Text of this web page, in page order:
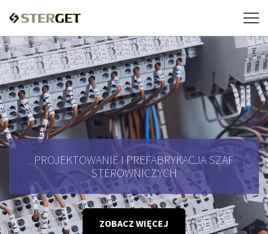
PROJEKTOWANIE I PREFABRYKACJA SZAF
STEROWNICZYCH
ZOBACZ WIĘCEJ